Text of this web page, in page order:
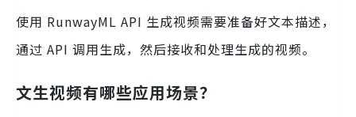
使用 RunwayML API 生成视频需要准备好文本描述，
通过 API 调用生成，然后接收和处理生成的视频。
文生视频有哪些应用场景？